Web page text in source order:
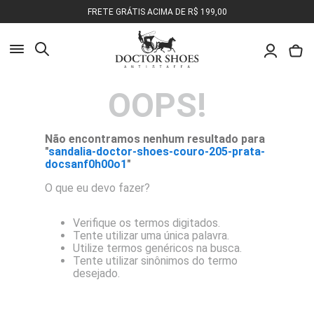
FRETE GRÁTIS ACIMA DE R$ 199,00
Olá, o que você deseja encontrar?
OOPS!
Não encontramos nenhum resultado para
"sandalia-doctor-shoes-couro-205-prata-
docsanf0h00o1"
O que eu devo fazer?
Verifique os termos digitados.
Tente utilizar uma única palavra.
Utilize termos genéricos na busca.
Tente utilizar sinônimos do termo
desejado.